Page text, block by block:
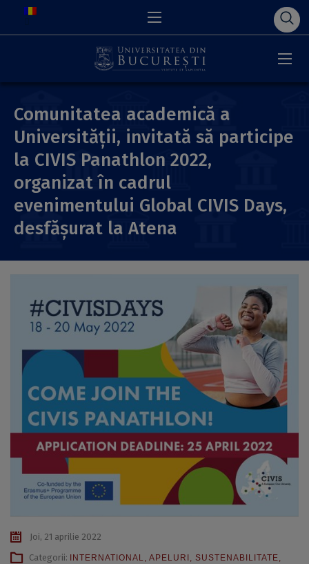
Comunitatea academică a
Universității, invitată să participe
la CIVIS Panathlon 2022,
organizat în cadrul
evenimentului Global CIVIS Days,
desfășurat la Atena
Joi, 21 aprilie 2022
Categorii:
INTERNATIONAL, APELURI , SUSTENABILITATE,